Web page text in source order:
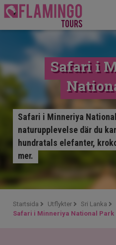
Safari i
Safari i Minneriya
naturupplevelse där du
hundratals elefanter,
mer.
Startsida Utflykter
Sri Lanka
Safari i Minneriya National Park